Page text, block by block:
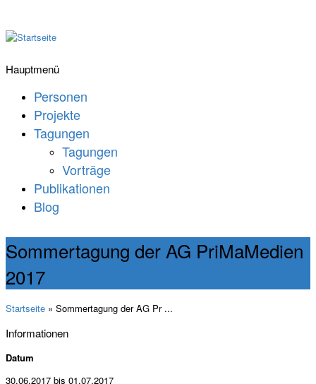
Hauptmenü
Personen
Projekte
Tagungen
Tagungen
Vorträge
Publikationen
Blog
Sommertagung der AG PriMaMedien
2017
Startseite » Sommertagung der AG Pr ...
Informationen
Datum
30.06.2017 bis 01.07.2017